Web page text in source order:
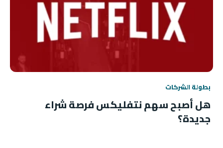
بطولة الشركات
هل أصبح سهم نتفليكس فرصة شراء
جديدة؟